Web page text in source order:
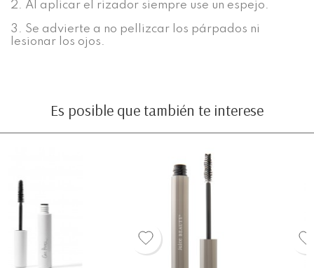
2. Al aplicar el rizador siempre use un espejo.
3. Se advierte a no pellizcar los párpados ni
lesionar los ojos.
Es posible que también te interese